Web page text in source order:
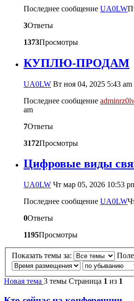
Последнее сообщение UA0LW
3Ответы
1373Просмотры
КУПЛЮ-ПРОДАМ
UA0LW Вт ноя 04, 2025 5:43 am
Последнее сообщение
am
7Ответы
3172Просмотры
Цифровые виды
UA0LW Чт мар 05, 2026 10:53
Последнее сообщение UA0LW
0Ответы
1195Просмотры
Показать темы за:
Новая тема 3 темы Страница 1 из 1